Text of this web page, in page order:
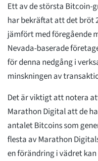
Ett av de största Bitcoin-
har bekräftat att det bröt
jämfört med föregående
Nevada-baserade
för denna nedgång i
minskningen av
Det är viktigt att notera
Marathon Digital att de
antalet Bitcoins som
flesta av Marathon
en förändring i vädret